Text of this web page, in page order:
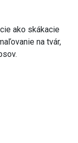
ako skákacie
na tvár,